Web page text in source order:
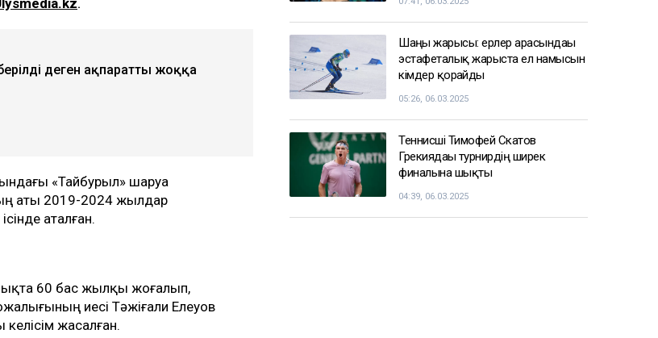
.
деген ақпаратты жоққа
«Тайбурыл» шаруа
аты 2019-2024 жылдар
аталған.
60 бас жылқы жоғалып,
иесі Тәжіғали Елеуов
жасалған.
Шаңғы жарысы: ерлер арасындағы
эстафеталық жарыста ел намысын
кімдер қорғайды
05:26, 06.03.2025
Теннисші Тимофей Скатов
Грекиядағы турнирдің ширек
финалына шықты
04:39, 06.03.2025